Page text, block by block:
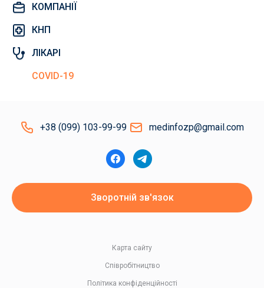
КОМПАНІЇ
КНП
ЛІКАРІ
COVID-19
+38 (099) 103-99-99 medinfozp@gmail.com
Зворотній зв'язок
Політика конфіденційності
Співробітництво
Карта сайту